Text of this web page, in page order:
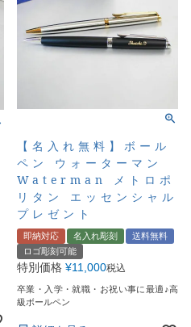
【名入れ無料】ボール
ペン ウォーターマン
Waterman メトロポ
リタン エッセンシャル
プレゼント
即納対応 名入れ彫刻
送料無料
ロゴ彫刻可能
特別価格 ¥11,000税込
卒業・入学・就職・お祝い事に最適♪高
級ボールペン